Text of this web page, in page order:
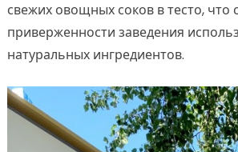
свежих овощных соков в тесто, что
приверженности заведения
натуральных ингредиентов.